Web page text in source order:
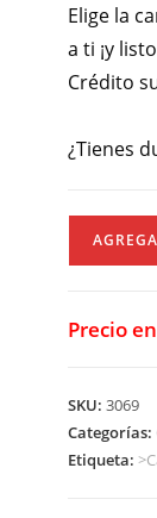
Elige la
a ti ¡y
Crédito
¿Tienes
Pers.
Precio
SKU:3069
Categorías:
Etiqueta: